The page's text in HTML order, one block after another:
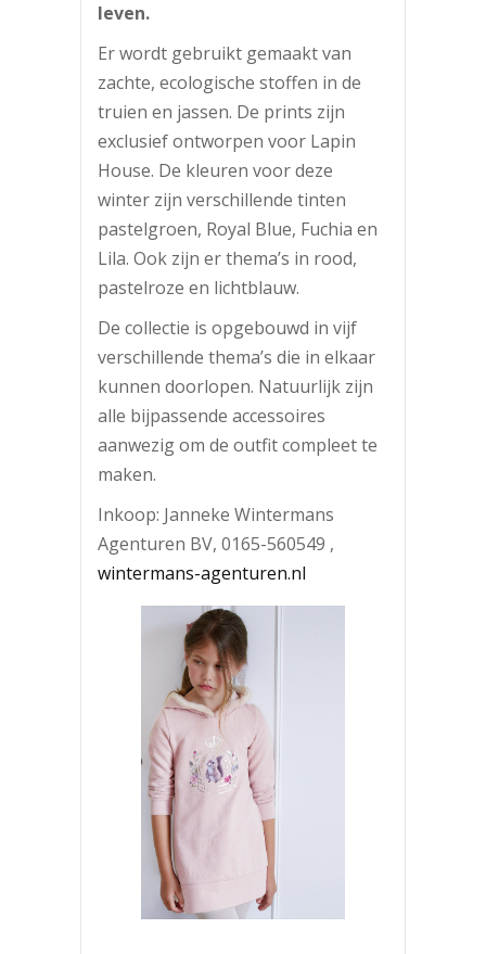
leven.
Er wordt gebruikt gemaakt van
zachte, ecologische stoffen in de
truien en jassen. De prints zijn
exclusief ontworpen voor Lapin
House. De kleuren voor deze
winter zijn verschillende tinten
pastelgroen, Royal Blue, Fuchia en
Lila. Ook zijn er thema’s in rood,
pastelroze en lichtblauw.
De collectie is opgebouwd in vijf
verschillende thema’s die in elkaar
kunnen doorlopen. Natuurlijk zijn
alle bijpassende accessoires
aanwezig om de outfit compleet te
maken.
Inkoop: Janneke Wintermans
Agenturen BV, 0165-560549 ,
wintermans-agenturen.nl